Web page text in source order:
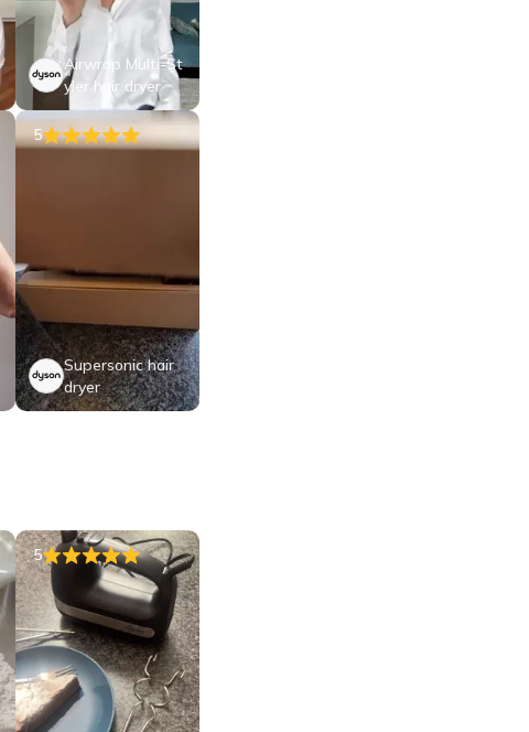
Airwrap Multi-St
yler hair dryer
5
Supersonic hair
dryer
5